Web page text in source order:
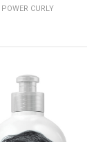
CURLY